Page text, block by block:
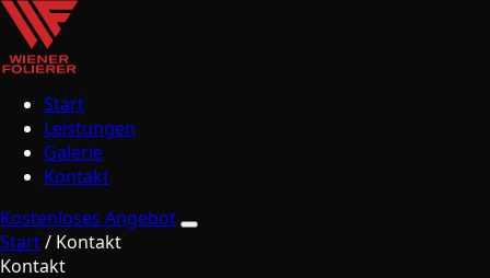
Start
Leistungen
Galerie
Kontakt
Kostenloses Angebot
Start/ Kontakt
Kontakt